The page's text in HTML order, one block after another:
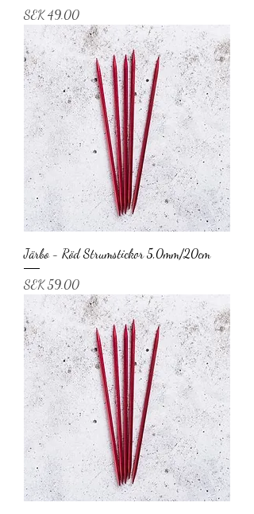
Price
SEK 49.00
Järbo - Röd Strumstickor 5,0mm/20cm
Price
SEK 59.00